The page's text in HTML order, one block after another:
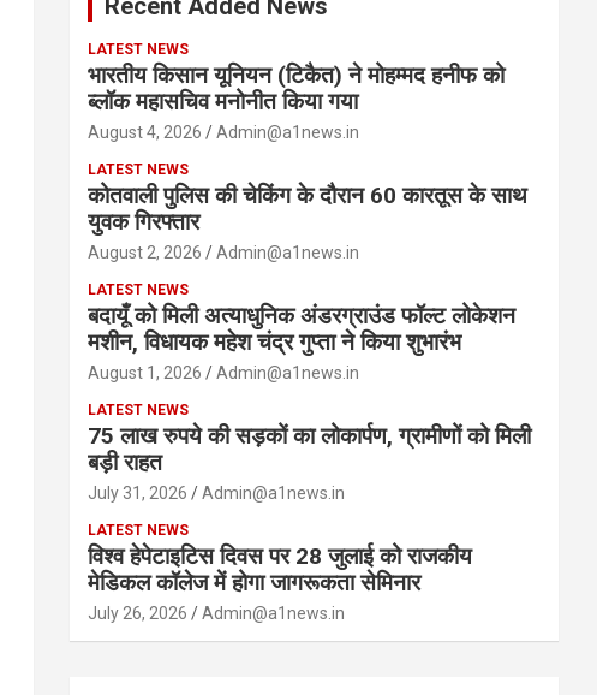
Recent Added News
LATEST NEWS
भारतीय किसान यूनियन (टिकैत) ने मोहम्मद हनीफ को
ब्लॉक महासचिव मनोनीत किया गया
August 4, 2026 Admin@a1news.in
LATEST NEWS
कोतवाली पुलिस की चेकिंग के दौरान 60 कारतूस के साथ
युवक गिरफ्तार
August 2, 2026 Admin@a1news.in
LATEST NEWS
बदायूँ को मिली अत्याधुनिक अंडरग्राउंड फॉल्ट लोकेशन
मशीन, विधायक महेश चंद्र गुप्ता ने किया शुभारंभ
August 1, 2026 Admin@a1news.in
LATEST NEWS
75 लाख रुपये की सड़कों का लोकार्पण, ग्रामीणों को मिली
बड़ी राहत
July 31, 2026 Admin@a1news.in
LATEST NEWS
विश्व हेपेटाइटिस दिवस पर 28 जुलाई को राजकीय
मेडिकल कॉलेज में होगा जागरूकता सेमिनार
July 26, 2026 Admin@a1news.in